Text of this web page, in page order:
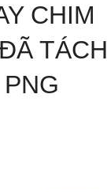
CHIM
TÁCH